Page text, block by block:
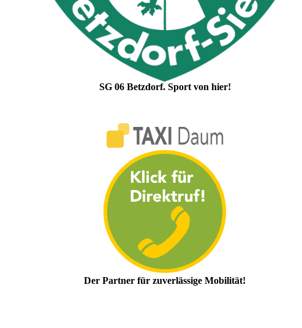
SG 06 Betzdorf. Sport von hier!
Der Partner für zuverlässige Mobilität!